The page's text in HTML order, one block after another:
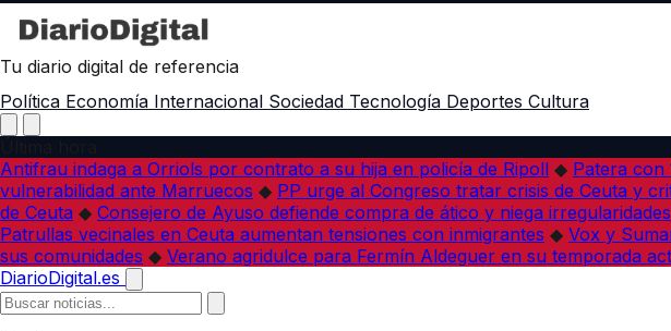
Tu diario digital de referencia
Política Economía Internacional Sociedad Tecnología Deportes Cultura
Antifrau indaga a Orriols por contrato a su hija en policía de Ripoll ◆ Patera con
vulnerabilidad ante Marruecos ◆ PP urge al Congreso tratar crisis de Ceuta y
de Ceuta ◆ Consejero de Ayuso defiende compra de ático y niega irregularidades
Patrullas vecinales en Ceuta aumentan tensiones con inmigrantes ◆ Vox y
sus comunidades ◆ Verano agridulce para Fermín Aldeguer en su temporada
DiarioDigital.es